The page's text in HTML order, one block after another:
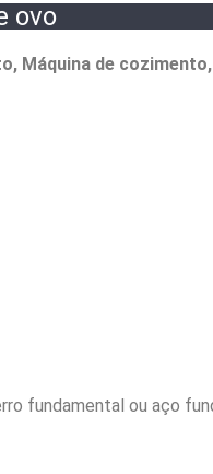
ovo
Máquina de
fundamental ou aço